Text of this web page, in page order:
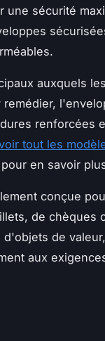
une sécurité
auxquels
renforcées
tout les
pour en savoir
conçue
de chèques
de
aux